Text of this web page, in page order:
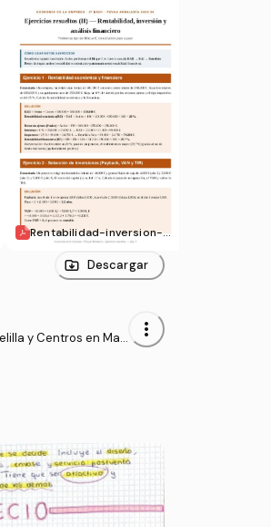
Rentabilidad-inversion-y
-analisis-Ejercicios.pdf
Descargar
y Centros en Mar
more_vert